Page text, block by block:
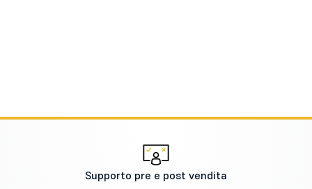
Supporto pre e post vendita